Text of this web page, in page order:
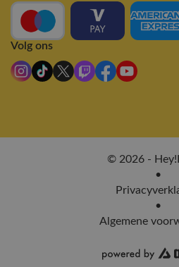
Volg ons
© 2026 -
•
•
Algemene